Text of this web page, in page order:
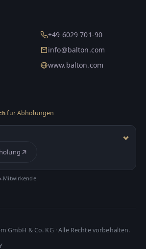
+49 6029 701-90
info@balton.com
www.balton.com
für Abholungen
-Mitwirkende
GmbH & Co. KG · Alle Rechte vorbehalten.